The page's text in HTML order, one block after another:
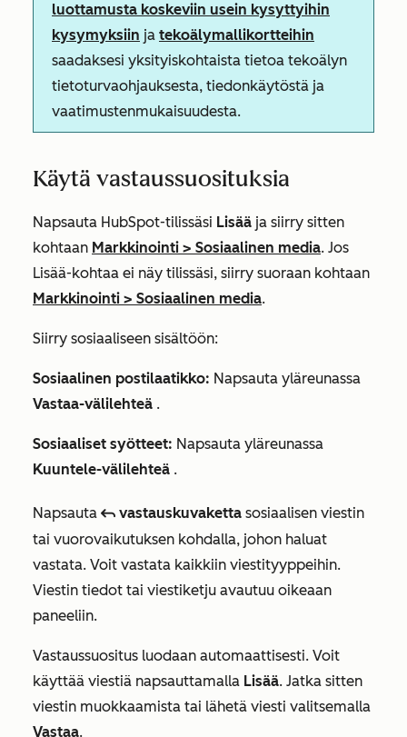
luottamusta koskeviin usein kysyttyihin
kysymyksiin ja tekoälymallikortteihin
saadaksesi yksityiskohtaista tietoa tekoälyn
tietoturvaohjauksesta, tiedonkäytöstä ja
vaatimustenmukaisuudesta.
Käytä vastaussuosituksia
Napsauta HubSpot-tilissäsi Lisää ja siirry sitten
kohtaan Markkinointi > Sosiaalinen media. Jos
Lisää-kohtaa ei näy tilissäsi, siirry suoraan kohtaan
Markkinointi > Sosiaalinen media.
Siirry sosiaaliseen sisältöön:
Sosiaalinen postilaatikko: Napsauta yläreunassa
Vastaa-välilehteä .
Sosiaaliset syötteet: Napsauta yläreunassa
Kuuntele-välilehteä .
Napsauta reply vastauskuvaketta sosiaalisen viestin
tai vuorovaikutuksen kohdalla, johon haluat
vastata. Voit vastata kaikkiin viestityyppeihin.
Viestin tiedot tai viestiketju avautuu oikeaan
paneeliin.
Vastaussuositus luodaan automaattisesti. Voit
käyttää viestiä napsauttamalla Lisää. Jatka sitten
viestin muokkaamista tai lähetä viesti valitsemalla
Vastaa.